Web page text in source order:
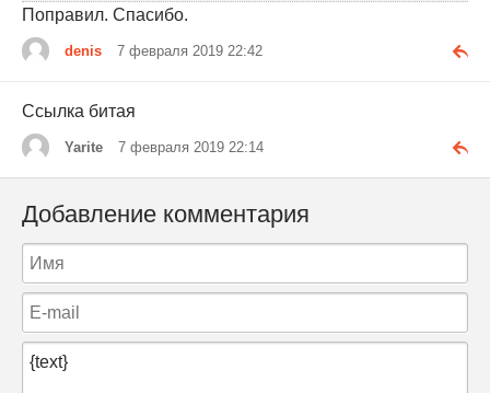
Поправил. Спасибо.
denis 7 февраля 2019 22:42
Ссылка битая
Yarite 7 февраля 2019 22:14
Добавление комментария